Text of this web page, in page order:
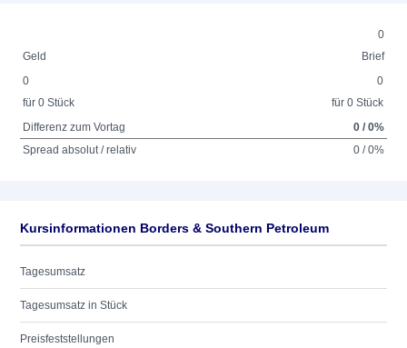
0
Geld
Brief
0
für 0 Stück
0
für 0 Stück
Differenz zum Vortag
0 / 0%
Spread absolut / relativ
0 / 0%
Kursinformationen Borders & Southern Petroleum
Tagesumsatz
Tagesumsatz in Stück
Preisfeststellungen